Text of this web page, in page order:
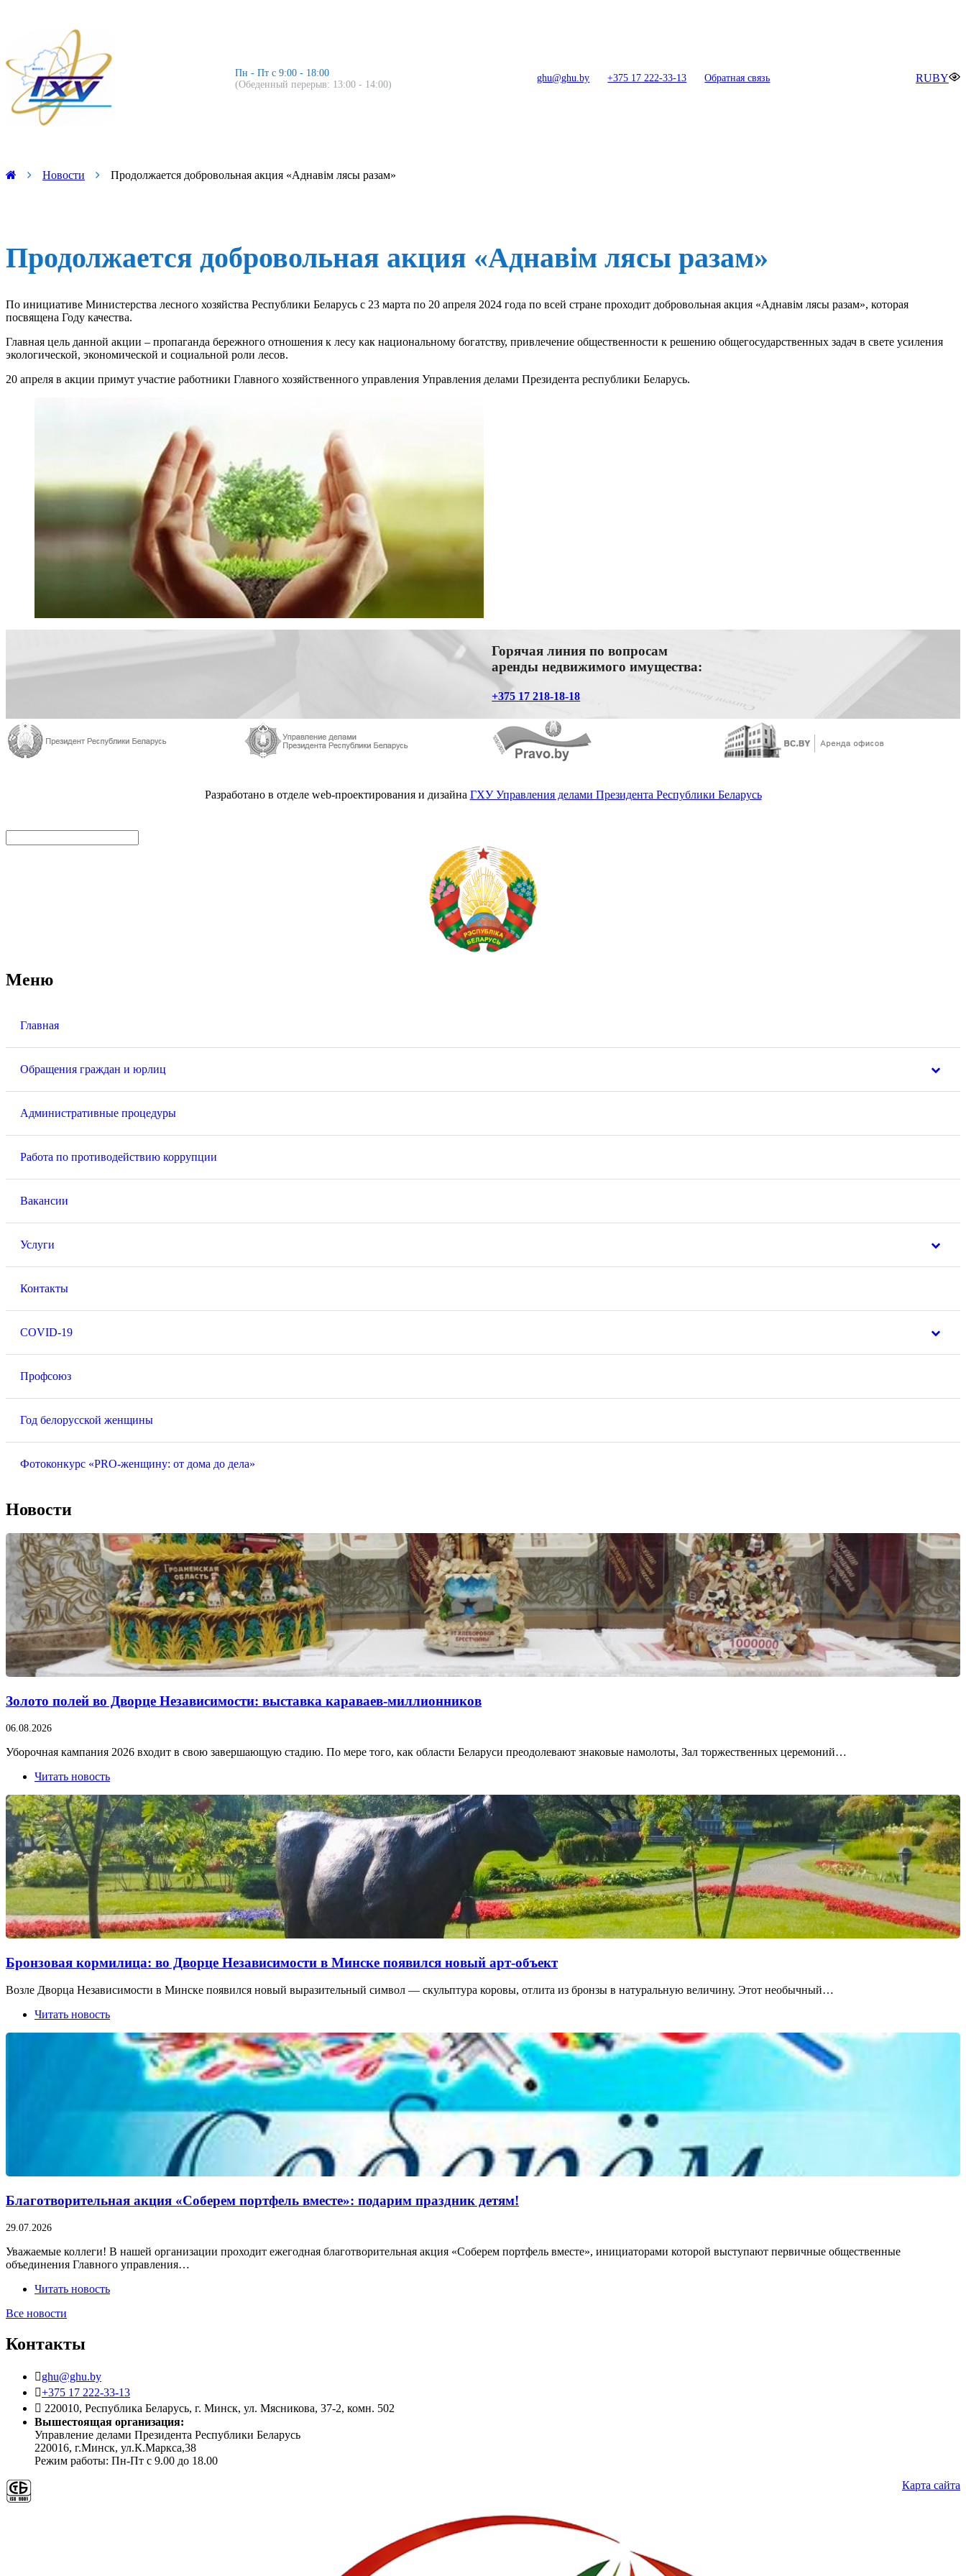
Пн - Пт с 9:00 - 18:00
(Обеденный перерыв: 13:00 - 14:00)
ghu@ghu.by +375 17 222-33-13 Обратная связь RUBY
Новости Продолжается добровольная акция «Аднавім лясы разам»
Продолжается добровольная акция «Аднавім лясы разам»
По инициативе Министерства лесного хозяйства Республики Беларусь с 23 марта по 20 апреля 2024 года по всей стране проходит добровольная акция «Аднавім лясы разам», которая
посвящена Году качества.
Главная цель данной акции – пропаганда бережного отношения к лесу как национальному богатству, привлечение общественности к решению общегосударственных задач в свете усиления
экологической, экономической и социальной роли лесов.
20 апреля в акции примут участие работники Главного хозяйственного управления Управления делами Президента республики Беларусь.
Горячая линия по вопросам
аренды недвижимого имущества:
+375 17 218-18-18
Разработано в отделе web-проектирования и дизайна ГХУ Управления делами Президента Республики Беларусь
Меню
Главная
Обращения граждан и юрлиц
Административные процедуры
Работа по противодействию коррупции
Вакансии
Услуги
Контакты
COVID-19
Профсоюз
Год белорусской женщины
Фотоконкурс «PRO-женщину: от дома до дела»
Новости
Золото полей во Дворце Независимости: выставка караваев-миллионников
06.08.2026
Уборочная кампания 2026 входит в свою завершающую стадию. По мере того, как области Беларуси преодолевают знаковые намолоты, Зал торжественных церемоний…
Читать новость
Бронзовая кормилица: во Дворце Независимости в Минске появился новый арт-объект
Возле Дворца Независимости в Минске появился новый выразительный символ — скульптура коровы, отлита из бронзы в натуральную величину. Этот необычный…
Читать новость
Благотворительная акция «Соберем портфель вместе»: подарим праздник детям!
29.07.2026
Уважаемые коллеги! В нашей организации проходит ежегодная благотворительная акция «Соберем портфель вместе», инициаторами которой выступают первичные общественные
объединения Главного управления…
Читать новость
Все новости
Контакты
ghu@ghu.by
+375 17 222-33-13
220010, Республика Беларусь, г. Минск, ул. Мясникова, 37-2, комн. 502
Вышестоящая организация:
Управление делами Президента Республики Беларусь
220016, г.Минск, ул.К.Маркса,38
Режим работы: Пн-Пт с 9.00 до 18.00
Карта сайта